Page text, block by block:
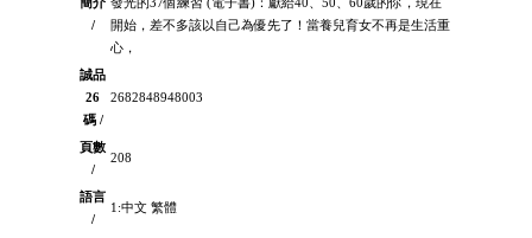
/
開始，差不多該以自己為優先了！當養兒育女不再是生活重
心，
誠品
26
碼 /
2682848948003
頁數
/
208
語言
/
1:中文 繁體